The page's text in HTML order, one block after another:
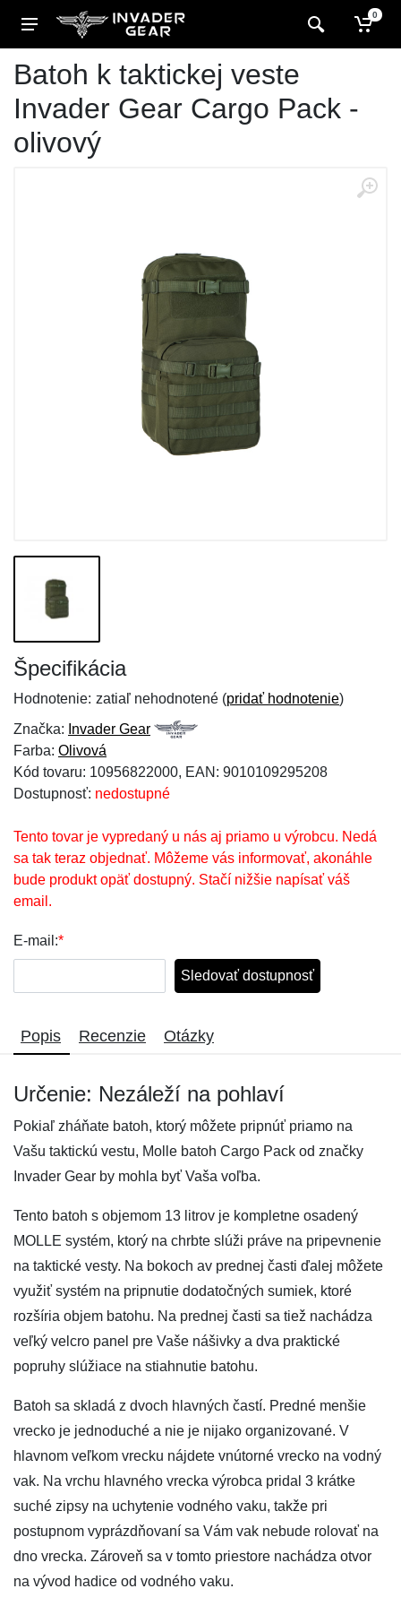
0
Batoh k taktickej veste
Invader Gear Cargo Pack -
olivový
Špecifikácia
Hodnotenie: zatiaľ nehodnotené (pridať hodnotenie)
Značka: Invader Gear
Farba: Olivová
Kód tovaru: 10956822000, EAN: 9010109295208
Dostupnosť: nedostupné
Tento tovar je vypredaný u nás aj priamo u výrobcu. Nedá
sa tak teraz objednať. Môžeme vás informovať, akonáhle
bude produkt opäť dostupný. Stačí nižšie napísať váš
email.
E-mail:*
Sledovať dostupnosť
Popis Recenzie Otázky
Určenie: Nezáleží na pohlaví
Pokiaľ zháňate batoh, ktorý môžete pripnúť priamo na
Vašu taktickú vestu, Molle batoh Cargo Pack od značky
Invader Gear by mohla byť Vaša voľba.
Tento batoh s objemom 13 litrov je kompletne osadený
MOLLE systém, ktorý na chrbte slúži práve na pripevnenie
na taktické vesty. Na bokoch av prednej časti ďalej môžete
využiť systém na pripnutie dodatočných sumiek, ktoré
rozšíria objem batohu. Na prednej časti sa tiež nachádza
veľký velcro panel pre Vaše nášivky a dva praktické
popruhy slúžiace na stiahnutie batohu.
Batoh sa skladá z dvoch hlavných častí. Predné menšie
vrecko je jednoduché a nie je nijako organizované. V
hlavnom veľkom vrecku nájdete vnútorné vrecko na vodný
vak. Na vrchu hlavného vrecka výrobca pridal 3 krátke
suché zipsy na uchytenie vodného vaku, takže pri
postupnom vyprázdňovaní sa Vám vak nebude rolovať na
dno vrecka. Zároveň sa v tomto priestore nachádza otvor
na vývod hadice od vodného vaku.